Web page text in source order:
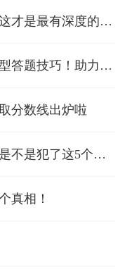
才是最有深度的解
答题技巧！助力冲
分数线出炉啦
不是犯了这5个
真相！